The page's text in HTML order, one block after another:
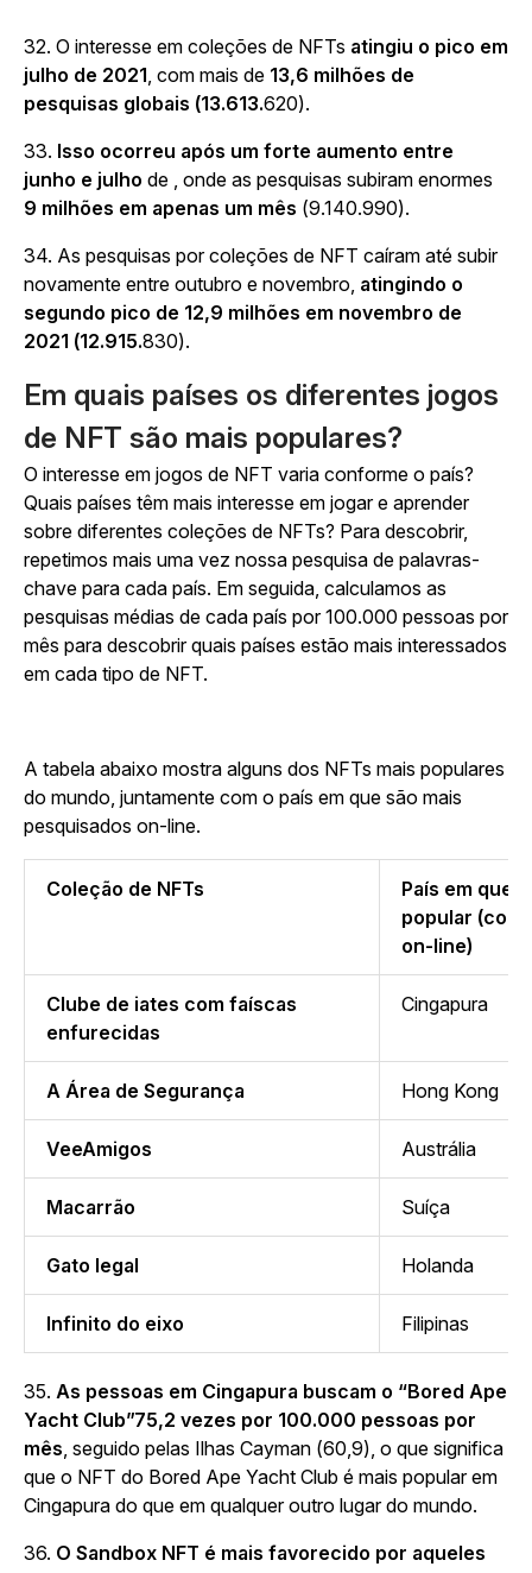
32. O interesse em coleções de NFTs atingiu o pico em
julho de 2021 , com mais de 13,6 milhões de
pesquisas globais (13.613.620).
33. Isso ocorreu após um forte aumento entre
junho e julho de , onde as pesquisas subiram enormes
9 milhões em apenas um mês (9.140.990).
34. As pesquisas por coleções de NFT caíram até subir
novamente entre outubro e novembro, atingindo o
segundo pico de 12,9 milhões em novembro de
2021 (12.915.830).
Em quais países os diferentes jogos
de NFT são mais populares?
O interesse em jogos de NFT varia conforme o país?
Quais países têm mais interesse em jogar e aprender
sobre diferentes coleções de NFTs? Para descobrir,
repetimos mais uma vez nossa pesquisa de palavras-
chave para cada país. Em seguida, calculamos as
pesquisas médias de cada país por 100.000 pessoas por
mês para descobrir quais países estão mais interessados
em cada tipo de NFT.
A tabela abaixo mostra alguns dos NFTs mais populares
do mundo, juntamente com o país em que são mais
pesquisados on-line.
Coleção de NFTs
País em que
popular (com
on-line)
Clube de iates com faíscas
enfurecidas
Cingapura
A Área de Segurança Hong Kong
VeeAmigos Austrália
Macarrão Suíça
Gato legal Holanda
Infinito do eixo Filipinas
35. As pessoas em Cingapura buscam o “Bored Ape
Yacht Club”75,2 vezes por 100.000 pessoas por
mês , seguido pelas Ilhas Cayman (60,9), o que significa
que o NFT do Bored Ape Yacht Club é mais popular em
Cingapura do que em qualquer outro lugar do mundo.
36. O Sandbox NFT é mais favorecido por aqueles